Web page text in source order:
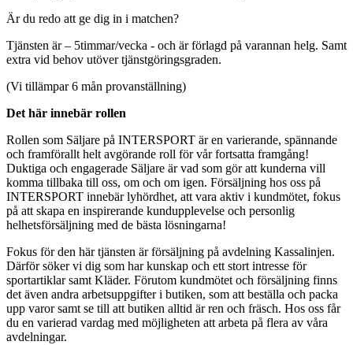
Är du redo att ge dig in i matchen?
Tjänsten är – 5timmar/vecka - och är förlagd på varannan helg. Samt
extra vid behov utöver tjänstgöringsgraden.
(Vi tillämpar 6 mån provanställning)
Det här innebär rollen
Rollen som Säljare på INTERSPORT är en varierande, spännande
och framförallt helt avgörande roll för vår fortsatta framgång!
Duktiga och engagerade Säljare är vad som gör att kunderna vill
komma tillbaka till oss, om och om igen. Försäljning hos oss på
INTERSPORT innebär lyhördhet, att vara aktiv i kundmötet, fokus
på att skapa en inspirerande kundupplevelse och personlig
helhetsförsäljning med de bästa lösningarna!
Fokus för den här tjänsten är försäljning på avdelning Kassalinjen.
Därför söker vi dig som har kunskap och ett stort intresse för
sportartiklar samt Kläder. Förutom kundmötet och försäljning finns
det även andra arbetsuppgifter i butiken, som att beställa och packa
upp varor samt se till att butiken alltid är ren och fräsch. Hos oss får
du en varierad vardag med möjligheten att arbeta på flera av våra
avdelningar.